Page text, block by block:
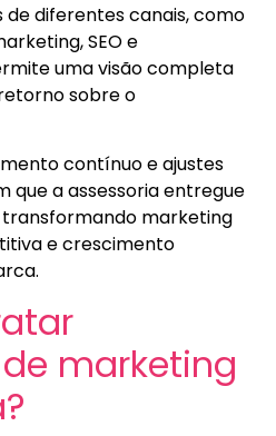
de diferentes canais, como
SEO e
uma visão completa
sobre o
contínuo e ajustes
que a assessoria entregue
marketing
e crescimento
marketing